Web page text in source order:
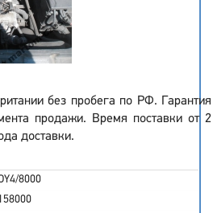
без пробега по РФ. Гарантия
продажи. Время поставки от 2
доставки.
8000